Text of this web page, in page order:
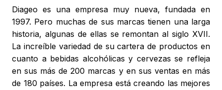
Diageo es una empresa muy nueva, fundada en
1997. Pero muchas de sus marcas tienen una larga
historia, algunas de ellas se remontan al siglo XVII.
La increíble variedad de su cartera de productos en
cuanto a bebidas alcohólicas y cervezas se refleja
en sus más de 200 marcas y en sus ventas en más
de 180 países. La empresa está creando las mejores